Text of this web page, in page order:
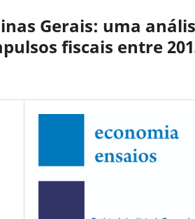
Gerais: uma
fiscais entre